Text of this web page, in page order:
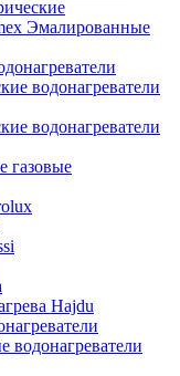
Эмалированные
водонагреватели
водонагреватели
газовые
Hajdu
водонагреватели